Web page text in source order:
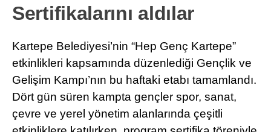
Sertifikalarını aldılar
Kartepe Belediyesi’nin “Hep Genç Kartepe”
etkinlikleri kapsamında düzenlediği Gençlik ve
Gelişim Kampı’nın bu haftaki etabı tamamlandı.
Dört gün süren kampta gençler spor, sanat,
çevre ve yerel yönetim alanlarında çeşitli